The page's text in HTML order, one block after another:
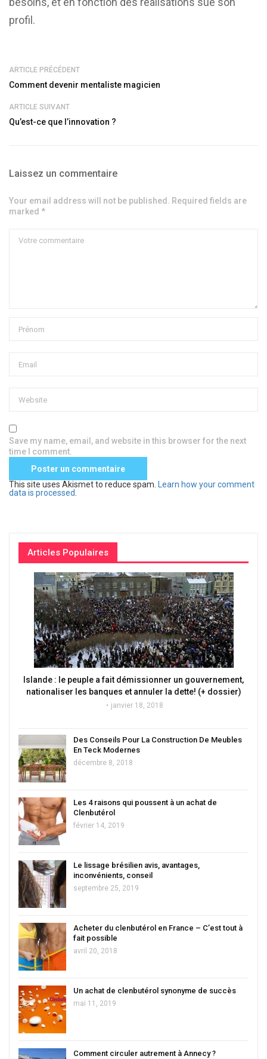
profil.
ARTICLE PRÉCÉDENT
Comment devenir mentaliste magicien
ARTICLE SUIVANT
Qu’est-ce que l’innovation ?
Laissez un commentaire
Your email address will not be published. Required fields are
marked *
Save my name, email, and website in this browser for the next
time I comment.
This site uses Akismet to reduce spam. Learn how your comment
data is processed.
Articles Populaires
Islande : le peuple a fait démissionner un gouvernement,
nationaliser les banques et annuler la dette! (+ dossier)
janvier 18, 2018
Des Conseils Pour La Construction De Meubles
En Teck Modernes
décembre 8, 2018
Les 4 raisons qui poussent à un achat de
Clenbutérol
février 14, 2019
Le lissage brésilien avis, avantages,
inconvénients, conseil
septembre 25, 2019
Acheter du clenbutérol en France – C’est tout à
fait possible
avril 20, 2018
Un achat de clenbutérol synonyme de succès
mai 11, 2019
Comment circuler autrement à Annecy ?